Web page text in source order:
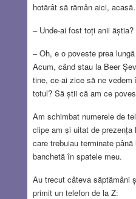
hotărât să rămân aici,
– Unde-ai fost toți anii ăștia?
– Oh, e o poveste prea
Acum, când stau la Beer
tine, ce-ai zice să ne
totul? Să știi că am ce
Am schimbat numerele de
clipe am și uitat de
care trebuiau terminate
banchetă în spatele meu.
Au trecut câteva săptămâni
primit un telefon de la Z: